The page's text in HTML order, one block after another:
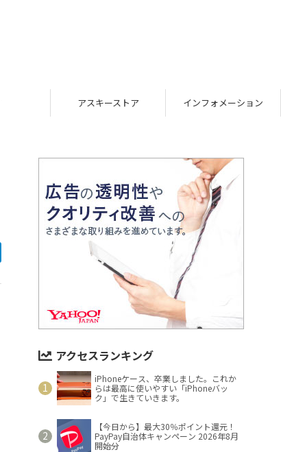
アスキーストア インフォメーション
アクセスランキング
iPhoneケース、卒業しました。これか
らは最高に使いやすい「iPhoneバッ
ク」で生きていきます。
【今日から】最大30％ポイント還元！
PayPay自治体キャンペーン 2026年8月
開始分